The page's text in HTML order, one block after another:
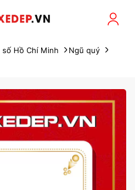
số Hồ Chí Minh
Ngũ quý